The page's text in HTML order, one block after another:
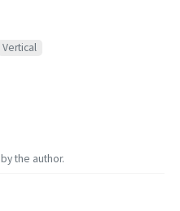
Vertical
by the author.